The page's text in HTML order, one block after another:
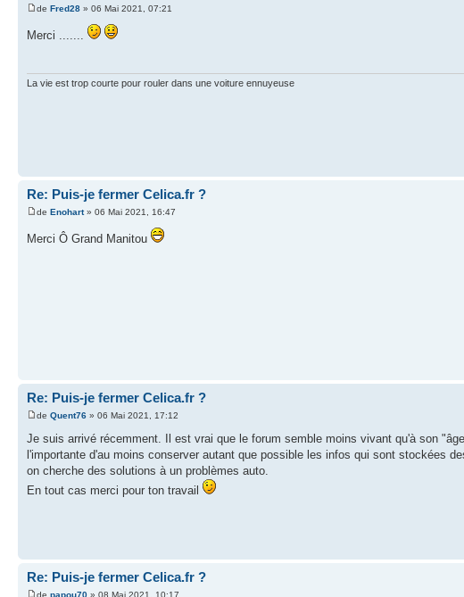
de Fred28 » 06 Mai 2021, 07:21
Merci .......
La vie est trop courte pour rouler dans une voiture ennuyeuse
Re: Puis-je fermer Celica.fr ?
de Enohart» 06 Mai 2021, 16:47
Merci Ô Grand Manitou
Re: Puis-je fermer Celica.fr ?
de Quent76 » 06 Mai 2021, 17:12
Je suis arrivé récemment. Il est vrai que le forum semble moins vivant qu'à son
l'importante d'au moins conserver autant que possible les infos qui sont stockées
on cherche des solutions à un problèmes auto.
En tout cas merci pour ton travail
Re: Puis-je fermer Celica.fr ?
de papou70 » 08 Mai 2021, 10:17